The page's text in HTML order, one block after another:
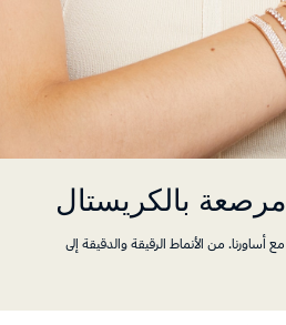
بالكريستال
أساورنا. من الأنماط الرقيقة والدقيقة إلى